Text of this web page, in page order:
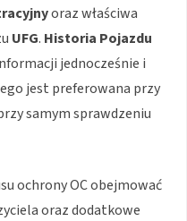
oraz właściwa
UFG. Historia Pojazdu
jednocześnie i
jest preferowana przy
samym sprawdzeniu
ochrony OC obejmować
oraz dodatkowe